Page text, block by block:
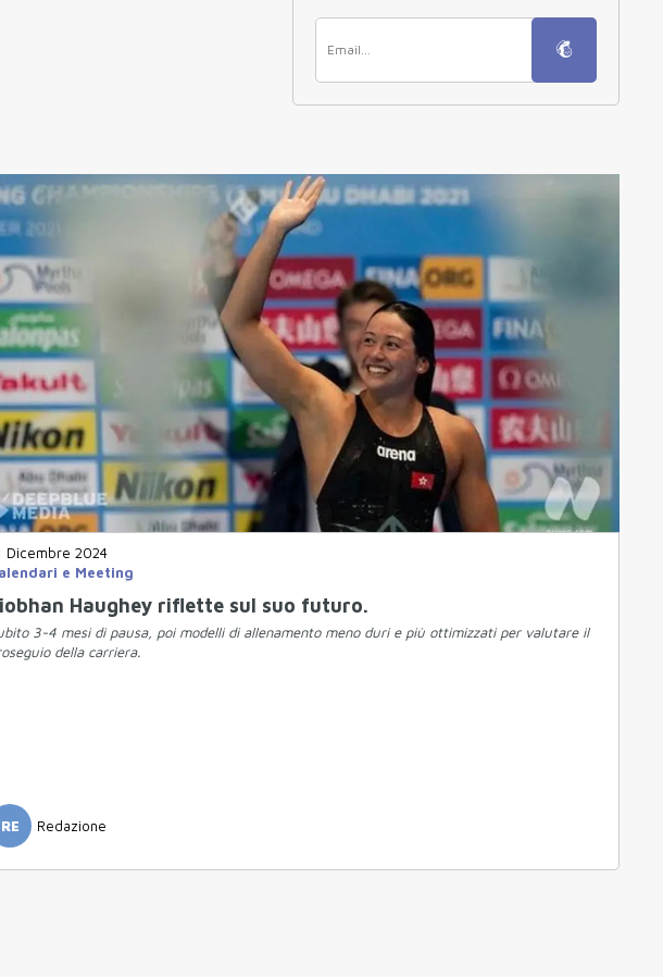
Dicembre 2024
e Meeting
Haughey riflette sul suo futuro.
3-4 mesi di pausa, poi modelli di allenamento meno duri e più ottimizzati per valutare il
della carriera.
RE Redazione